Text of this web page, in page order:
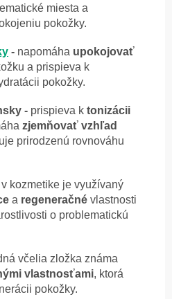
miesta a
pokožky.
- napomáha upokojovať
a prispieva k
pokožky.
- prispieva k tonizácii
zjemňovať vzhľad
prirodzenú rovnováhu
v kozmetike je využívaný
a regeneračné vlastnosti
o problematickú
včelia zložka známa
vlastnosťami, ktorá
pokožky.